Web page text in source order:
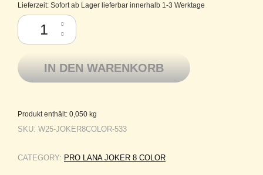
Lieferzeit: Sofort ab Lager lieferbar innerhalb 1-3 Werktage
Pro Lana Baumwolle Schulgarn Topflappengarn Joker 8 Color 533
IN DEN WARENKORB
Produkt enthält: 0,050 kg
SKU: W25-JOKER8COLOR-533
CATEGORY: PRO LANA JOKER 8 COLOR